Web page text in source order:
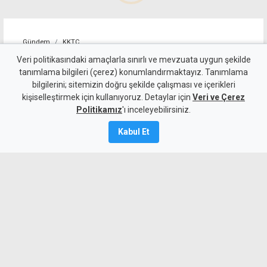
Gündem KKTC
"Tıraş bıçaklarını kutusundan
çıkarıp cebine koydu"
Kamalı Haber,
Veri politikasındaki amaçlarla sınırlı ve mevzuata uygun şekilde
tanımlama bilgileri (çerez) konumlandırmaktayız. Tanımlama
bilgilerini; sitemizin doğru şekilde çalışması ve içerikleri
kişiselleştirmek için kullanıyoruz. Detaylar için Veri ve Çerez
Politikamız'ı inceleyebilirsiniz.
Kabul Et